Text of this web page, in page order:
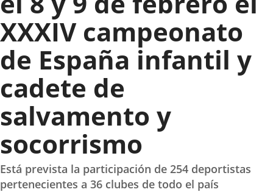
XXXIV campeonato
de España infantil y
cadete de
salvamento y
socorrismo
Está prevista la participación de 254 deportistas
pertenecientes a 36 clubes de todo el país